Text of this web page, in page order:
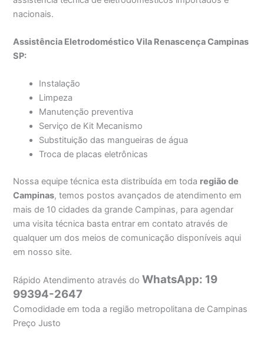
nacionais.
Assistência Eletrodoméstico Vila Renascença Campinas
SP:
Instalação
Limpeza
Manutenção preventiva
Serviço de Kit Mecanismo
Substituição das mangueiras de água
Troca de placas eletrônicas
Nossa equipe técnica esta distribuída em toda região de
Campinas, temos postos avançados de atendimento em
mais de 10 cidades da grande Campinas, para agendar
uma visita técnica basta entrar em contato através de
qualquer um dos meios de comunicação disponíveis aqui
em nosso site.
Rápido Atendimento através do WhatsApp: 19
99394-2647
Comodidade em toda a região metropolitana de Campinas
Preço Justo